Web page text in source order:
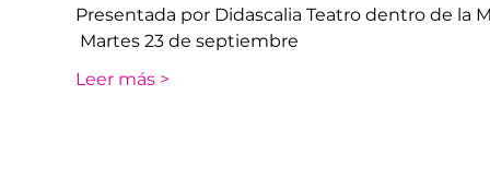
Presentada por Didascalia Teatro dentro de la
Martes 23 de septiembre
Leer más >